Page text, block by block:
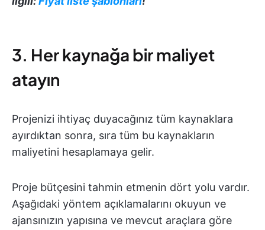
3. Her kaynağa bir maliyet
atayın
Projenizi ihtiyaç duyacağınız tüm kaynaklara
ayırdıktan sonra, sıra tüm bu kaynakların
maliyetini hesaplamaya gelir.
Proje bütçesini tahmin etmenin dört yolu vardır.
Aşağıdaki yöntem açıklamalarını okuyun ve
ajansınızın yapısına ve mevcut araçlara göre